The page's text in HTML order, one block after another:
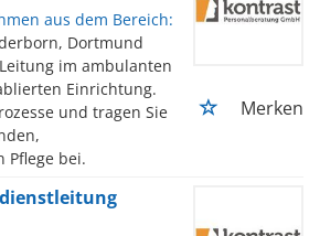
aus dem Bereich:
Dortmund
im ambulanten
Einrichtung.
und tragen Sie
Pflege bei.
Merken